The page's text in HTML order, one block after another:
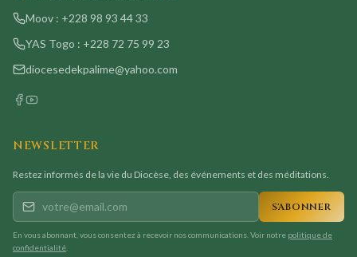
Moov : +228 98 93 44 33
YAS Togo : +228 72 75 99 23
diocesedekpalime@yahoo.com
NEWSLETTER
Restez informés de la vie du Diocèse, des événements et des méditations.
S'ABONNER
En vous abonnant, vous consentez à recevoir nos communications. Voir notre politique de
confidentialité